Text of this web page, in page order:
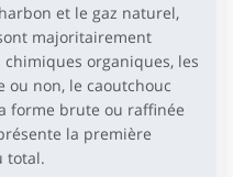
et le gaz naturel,
majoritairement
organiques, les
non, le caoutchouc
forme brute ou raffinée
la première
total.